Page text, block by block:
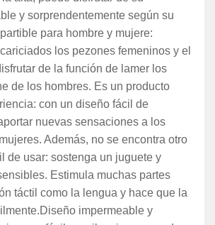
y sorprendentemente según su
para hombre y mujere:
los pezones femeninos y el
de la función de lamer los
de los hombres. Es un producto
con un diseño fácil de
nuevas sensaciones a los
Además, no se encontra otro
de usar: sostenga un juguete y
Estimula muchas partes
táctil como la lengua y hace que la
impermeable y